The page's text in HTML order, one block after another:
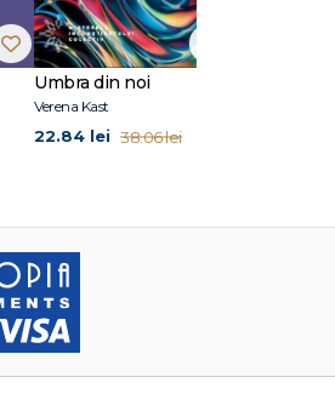
Umbra din noi
Verena Kast
22.84 lei 38.06 lei